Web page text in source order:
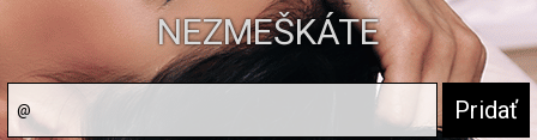
NEZMEŠKÁTE